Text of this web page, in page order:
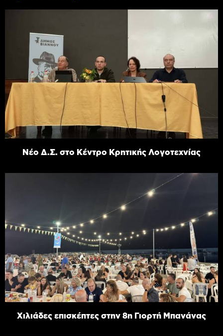
Νέο Δ.Σ. στο Κέντρο Κρητικής Λογοτεχνίας
Χιλιάδες επισκέπτες στην 8η Γιορτή Μπανάνας